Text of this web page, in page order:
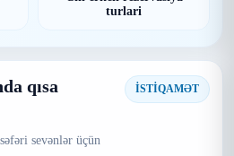
turlari
qısa
sevənlər üçün
İSTİQAMƏT